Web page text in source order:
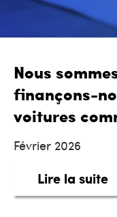
Nous
finançons-
voitures
Février 2026
Lire la suite